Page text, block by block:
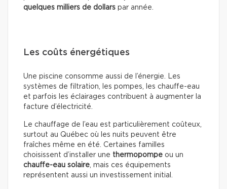
quelques milliers de dollars par année.
Les coûts énergétiques
Une piscine consomme aussi de l’énergie. Les
systèmes de filtration, les pompes, les chauffe-eau
et parfois les éclairages contribuent à augmenter la
facture d’électricité.
Le chauffage de l’eau est particulièrement coûteux,
surtout au Québec où les nuits peuvent être
fraîches même en été. Certaines familles
choisissent d’installer une thermopompe ou un
chauffe-eau solaire, mais ces équipements
représentent aussi un investissement initial.